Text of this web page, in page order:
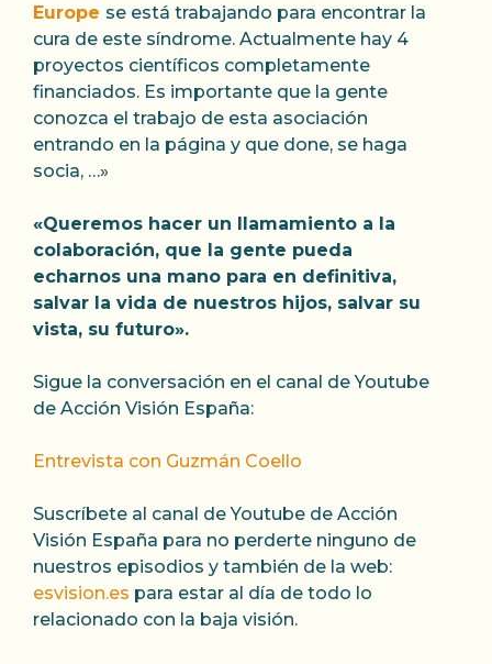
Europe se está trabajando para encontrar la
cura de este síndrome. Actualmente hay 4
proyectos científicos completamente
financiados. Es importante que la gente
conozca el trabajo de esta asociación
entrando en la página y que done, se haga
socia, …»
«Queremos hacer un llamamiento a la
colaboración, que la gente pueda
echarnos una mano para en definitiva,
salvar la vida de nuestros hijos, salvar su
vista, su futuro».
Sigue la conversación en el canal de Youtube
de Acción Visión España:
Entrevista con Guzmán Coello
Suscríbete al canal de Youtube de Acción
Visión España para no perderte ninguno de
nuestros episodios y también de la web:
esvision.es para estar al día de todo lo
relacionado con la baja visión.